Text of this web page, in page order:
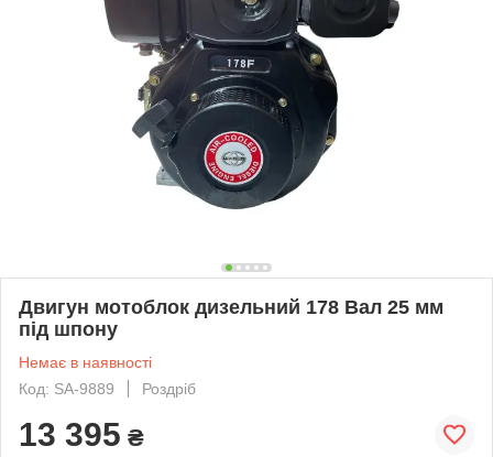
Двигун мотоблок дизельний 178 Вал 25 мм
під шпону
Немає в наявності
Код: SA-9889
Роздріб
13 395 ₴